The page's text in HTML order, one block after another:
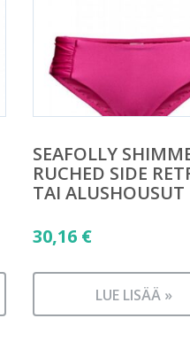
SEAFOLLY
RUCHED SIDE
TAI ALUSHOUSUT
30,16 €
LUE LISÄÄ »